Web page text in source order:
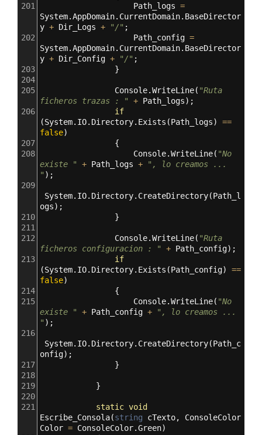
201
Path_logs =
System.AppDomain. CurrentDomain. BaseDirector
y + Dir_Logs + "/" ;
202
Path_config =
System.AppDomain. CurrentDomain. BaseDirector
y + Dir_Config + "/" ;
203
}
204
205
Console.WriteLine( "Ruta
ficheros trazas : "
+ Path_logs);
206
if
(System. IO. Directory. Exists (Path_logs) ==
false)
207
{
208
Console.WriteLine( "No
existe "
+ Path_logs +
", lo creamos ...
" );
209
System. IO. Directory. CreateDirectory(Path_l
ogs);
210
}
211
212
Console.WriteLine( "Ruta
ficheros configuracion : "
+ Path_config);
213
if
(System. IO. Directory. Exists (Path_config) ==
false)
214
{
215
Console.WriteLine( "No
existe "
+ Path_config +
", lo creamos ...
" );
216
System. IO. Directory. CreateDirectory(Path_c
onfig);
217
}
218
219
}
220
221
static void
Escribe_Consola(string cTexto, ConsoleColor
Color = ConsoleColor.Green)